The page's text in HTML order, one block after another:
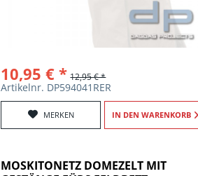
10,95 € * 12,95 € *
Artikelnr. DP594041RER
MERKEN IN DEN WARENKORB
MOSKITONETZ DOMEZELT MIT